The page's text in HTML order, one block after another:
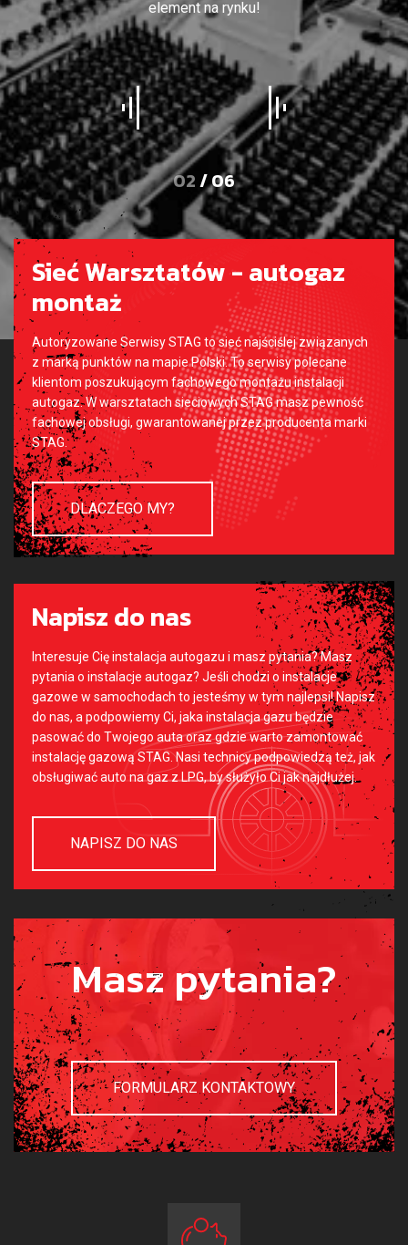
03/ 06
element na rynku!
03/ 06
03/ 06
03/ 06
03/ 06
03/ 06
Sieć Warsztatów - autogaz
montaż
Autoryzowane Serwisy STAG to sieć najściślej związanych
z marką punktów na mapie Polski. To serwisy polecane
klientom poszukującym fachowego montażu instalacji
autogaz. W warsztatach sieciowych STAG masz pewność
fachowej obsługi, gwarantowanej przez producenta marki
STAG.
DLACZEGO MY?
Napisz do nas
Interesuje Cię instalacja autogazu i masz pytania? Masz
pytania o instalacje autogaz? Jeśli chodzi o instalacje
gazowe w samochodach to jesteśmy w tym najlepsi! Napisz
do nas, a podpowiemy Ci, jaka instalacja gazu będzie
pasować do Twojego auta oraz gdzie warto zamontować
instalację gazową STAG. Nasi technicy podpowiedzą też, jak
obsługiwać auto na gaz z LPG, by służyło Ci jak najdłużej.
NAPISZ DO NAS
Masz pytania?
FORMULARZ KONTAKTOWY